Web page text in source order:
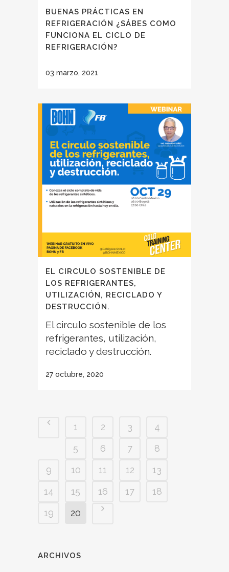
BUENAS PRÁCTICAS EN
REFRIGERACIÓN ¿SÁBES COMO
FUNCIONA EL CICLO DE
REFRIGERACIÓN?
03 marzo, 2021
EL CIRCULO SOSTENIBLE DE
LOS REFRIGERANTES,
UTILIZACIÓN, RECICLADO Y
DESTRUCCIÓN.
El circulo sostenible de los
refrigerantes, utilización,
reciclado y destrucción.
27 octubre, 2020
1 2 3
4
5
6 7
8
9
10 11 12
13
14
15 16 17
18
19
20
ARCHIVOS